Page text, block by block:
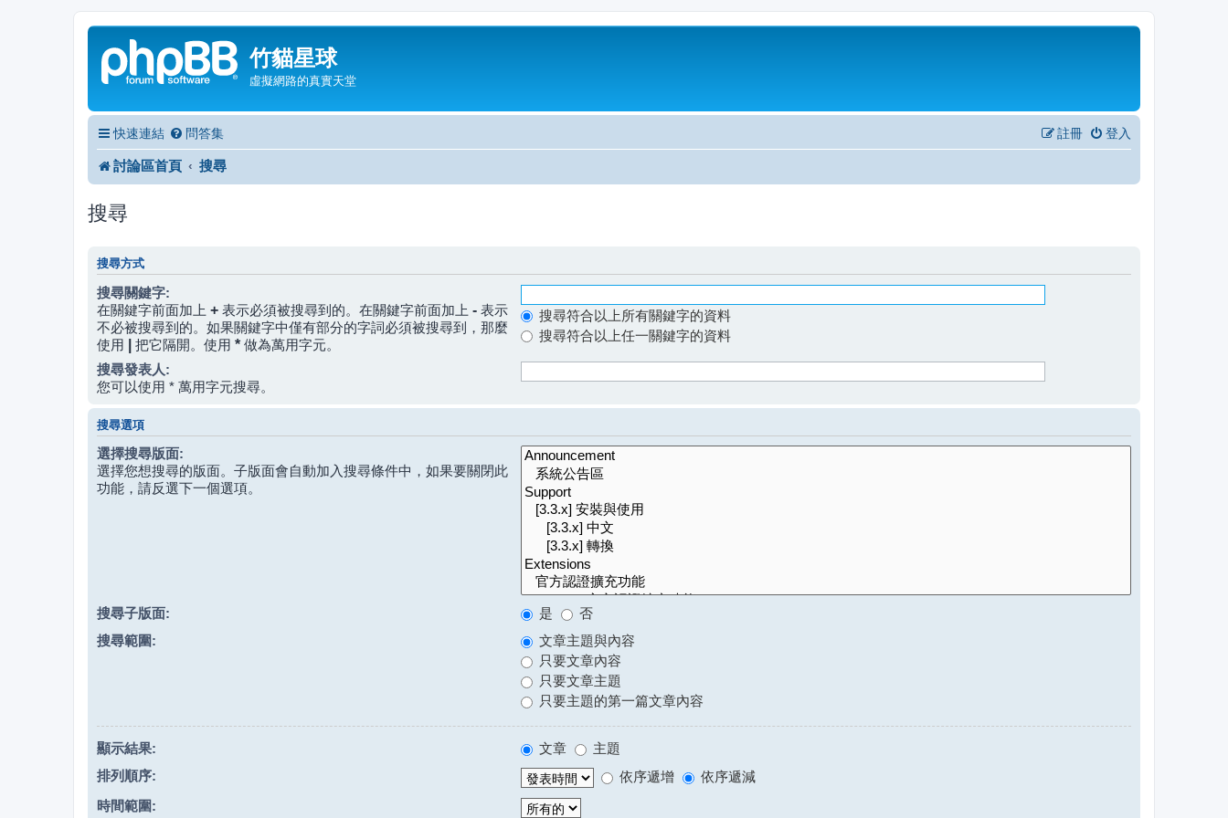
竹貓星球
虛擬網路的真實天堂
快速連結 問答集 登入
註冊
討論區首頁 搜尋
搜尋
搜尋方式
搜尋關鍵字:
在關鍵字前面加上 + 表示必須被搜尋到的。在關鍵字前面加上 - 表示
不必被搜尋到的。如果關鍵字中僅有部分的字詞必須被搜尋到，那麼
使用
把它隔開。使用 * 做為萬用字元。
搜尋符合以上所有關鍵字的資料
搜尋符合以上任一關鍵字的資料
搜尋發表人:
您可以使用 * 萬用字元搜尋。
搜尋選項
選擇搜尋版面:
選擇您想搜尋的版面。子版面會自動加入搜尋條件中，如果要關閉此
功能，請反選下一個選項。
搜尋子版面: 是
否
搜尋範圍:
文章主題與內容
只要文章內容
只要文章主題
只要主題的第一篇文章內容
顯示結果: 文章
主題
排列順序:
依序遞增
依序遞減
時間範圍: